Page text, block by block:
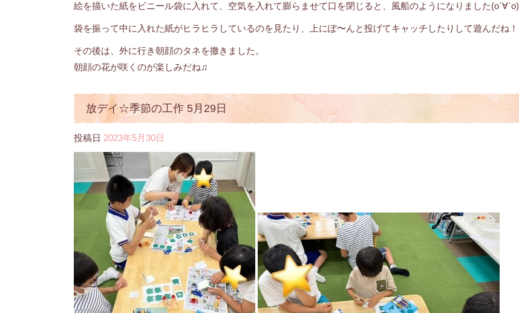
絵を描いた紙をビニール袋に入れて、空気を入れて膨らませて口を閉じると、風船のようになりました(о´∀`о)
袋を振って中に入れた紙がヒラヒラしているのを見たり、上にぽ〜んと投げてキャッチしたりして遊んだね！
その後は、外に行き朝顔のタネを撒きました。
朝顔の花が咲くのが楽しみだね♫
放デイ☆季節の工作 5月29日
投稿日 2023年5月30日